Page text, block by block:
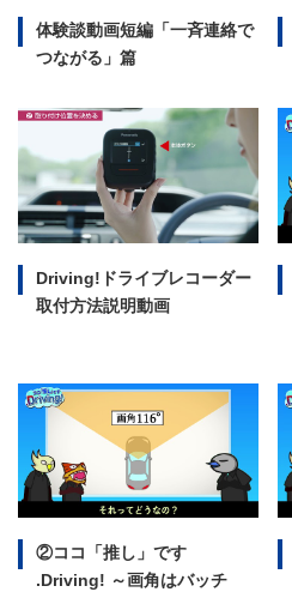
体験談動画短編 「一斉連絡で
つながる」篇
Driving!ドライブレコーダー
取付方法説明動画
②ココ「推し」です
.Driving! ～画角はバッチ